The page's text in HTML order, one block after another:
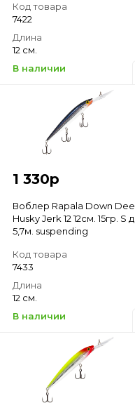
Код товара
7422
Длина
12 см.
В наличии
1 330р
Воблер Rapala Down
Husky Jerk 12 12см. 15гр. S
5,7м. suspending
Код товара
7433
Длина
12 см.
В наличии